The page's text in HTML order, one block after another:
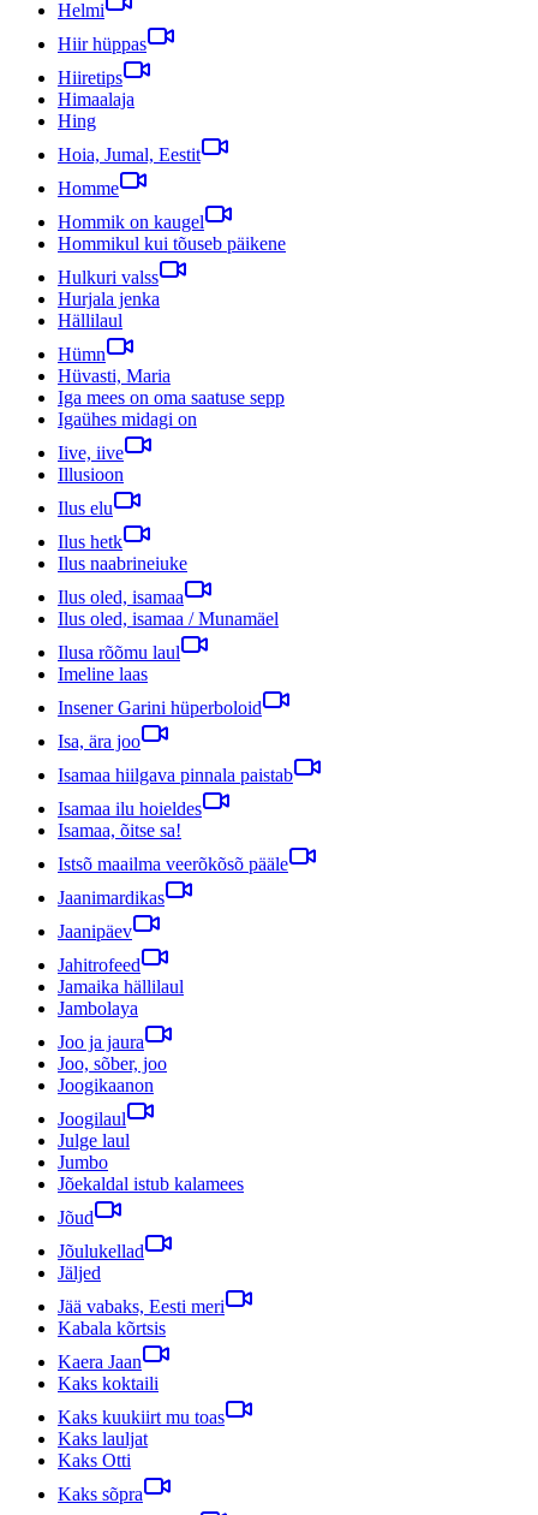
Helmi
Hiir hüppas
Hiiretips
Himaalaja
Hing
Hoia, Jumal, Eestit
Homme
Hommik on kaugel
Hommikul kui tõuseb päikene
Hulkuri valss
Hurjala jenka
Hällilaul
Hümn
Hüvasti, Maria
Iga mees on oma saatuse sepp
Igaühes midagi on
Iive, iive
Illusioon
Ilus elu
Ilus hetk
Ilus naabrineiuke
Ilus oled, isamaa
Ilus oled, isamaa / Munamäel
Ilusa rõõmu laul
Imeline laas
Insener Garini hüperboloid
Isa, ära joo
Isamaa hiilgava pinnala paistab
Isamaa ilu hoieldes
Isamaa, õitse sa!
Istsõ maailma veerõkõsõ pääle
Jaanimardikas
Jaanipäev
Jahitrofeed
Jamaika hällilaul
Jambolaya
Joo ja jaura
Joo, sõber, joo
Joogikaanon
Joogilaul
Julge laul
Jumbo
Jõekaldal istub kalamees
Jõud
Jõulukellad
Jäljed
Jää vabaks, Eesti meri
Kabala kõrtsis
Kaera Jaan
Kaks koktaili
Kaks kuukiirt mu toas
Kaks lauljat
Kaks Otti
Kaks sõpra